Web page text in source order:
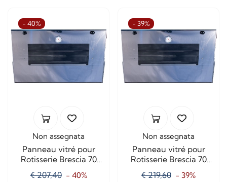
- 40%
Non assegnata
Panneau vitré pour
Rotisserie Brescia 70
€ 207,40 - 40%
- 39%
Non assegnata
Panneau vitré pour
Rotisserie Brescia 70
€ 219,60 - 39%